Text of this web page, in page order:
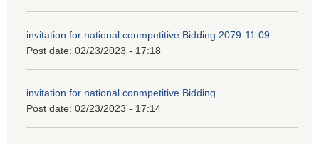
invitation for national conmpetitive Bidding 2079-11.09
Post date: 02/23/2023 - 17:18
invitation for national conmpetitive Bidding
Post date: 02/23/2023 - 17:14